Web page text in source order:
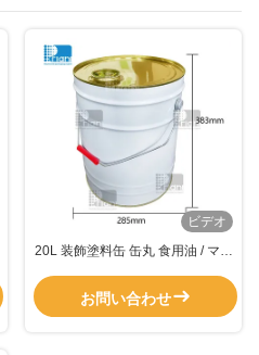
ビデオ
20L 装飾塗料缶 缶丸 食用油 / マス
お問い合わせ